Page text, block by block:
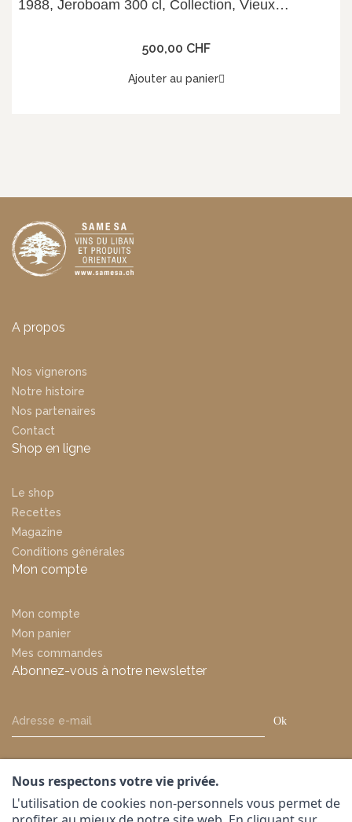
1988, Jeroboam 300 cl, Collection, Vieux
500,00 CHF
Ajouter au panier
Nous respectons votre vie privée.
L'utilisation de cookies non-personnels vous permet de
A propos
Nos vignerons
Notre histoire
Nos partenaires
Contact
Shop en ligne
Le shop
Recettes
Magazine
Conditions générales
Mon compte
Mon compte
Mon panier
Mes commandes
Abonnez-vous à notre newsletter
Ok